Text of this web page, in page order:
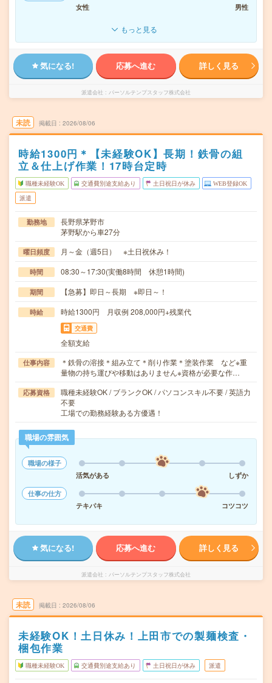
女性
男性
もっと見る
気になる! 応募へ進む 詳しく見る
派遣会社 パーソルテンプスタッフ株式会社
未読 掲載日 2026/08/06
時給1300円＊【未経験OK】長期！鉄骨の組
立＆仕上げ作業！17時台定時
職種未経験OK 交通費別途支給あり 土日祝日が休み WEB登録OK
派遣
勤務地
長野県茅野市
茅野駅から車27分
曜日頻度 月～金（週5日） ※土日祝休み！
時間 08:30～17:30(実働8時間 休憩1時間)
期間 【急募】即日～長期 ※即日～！
時給 時給1300円 月収例 208,000円+残業代
交通費
全額支給
仕事内容
＊鉄骨の溶接＊組み立て＊削り作業＊塗装作業 など※重
量物の持ち運びや移動はありません※資格が必要な作…
応募資格
職種未経験OK / ブランクOK / パソコンスキル不要 / 英語力
不要
工場での勤務経験ある方優遇！
職場の雰囲気
職場の様子
活気がある
しずか
仕事の仕方
テキパキ
コツコツ
気になる! 応募へ進む 詳しく見る
派遣会社 パーソルテンプスタッフ株式会社
未読 掲載日 2026/08/06
未経験OK！土日休み！上田市での製麺検査・
梱包作業
職種未経験OK 交通費別途支給あり 土日祝日が休み 派遣